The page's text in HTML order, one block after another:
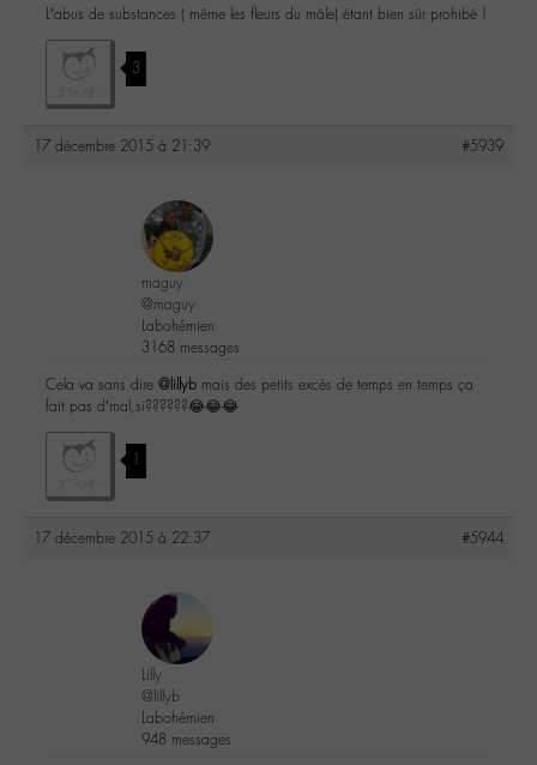
L’abus de substances ( même les fleurs du mâle) étant bien sûr prohibé !
3
17 décembre 2015 à 21:39 #5939
maguy
@maguy
Labohémien
3168 messages
Cela va sans dire @lillyb mais des petits excès de temps en temps ça
fait pas d’mal,si??????😂😂😂
1
17 décembre 2015 à 22:37 #5944
Lilly
@lillyb
Labohémien
948 messages